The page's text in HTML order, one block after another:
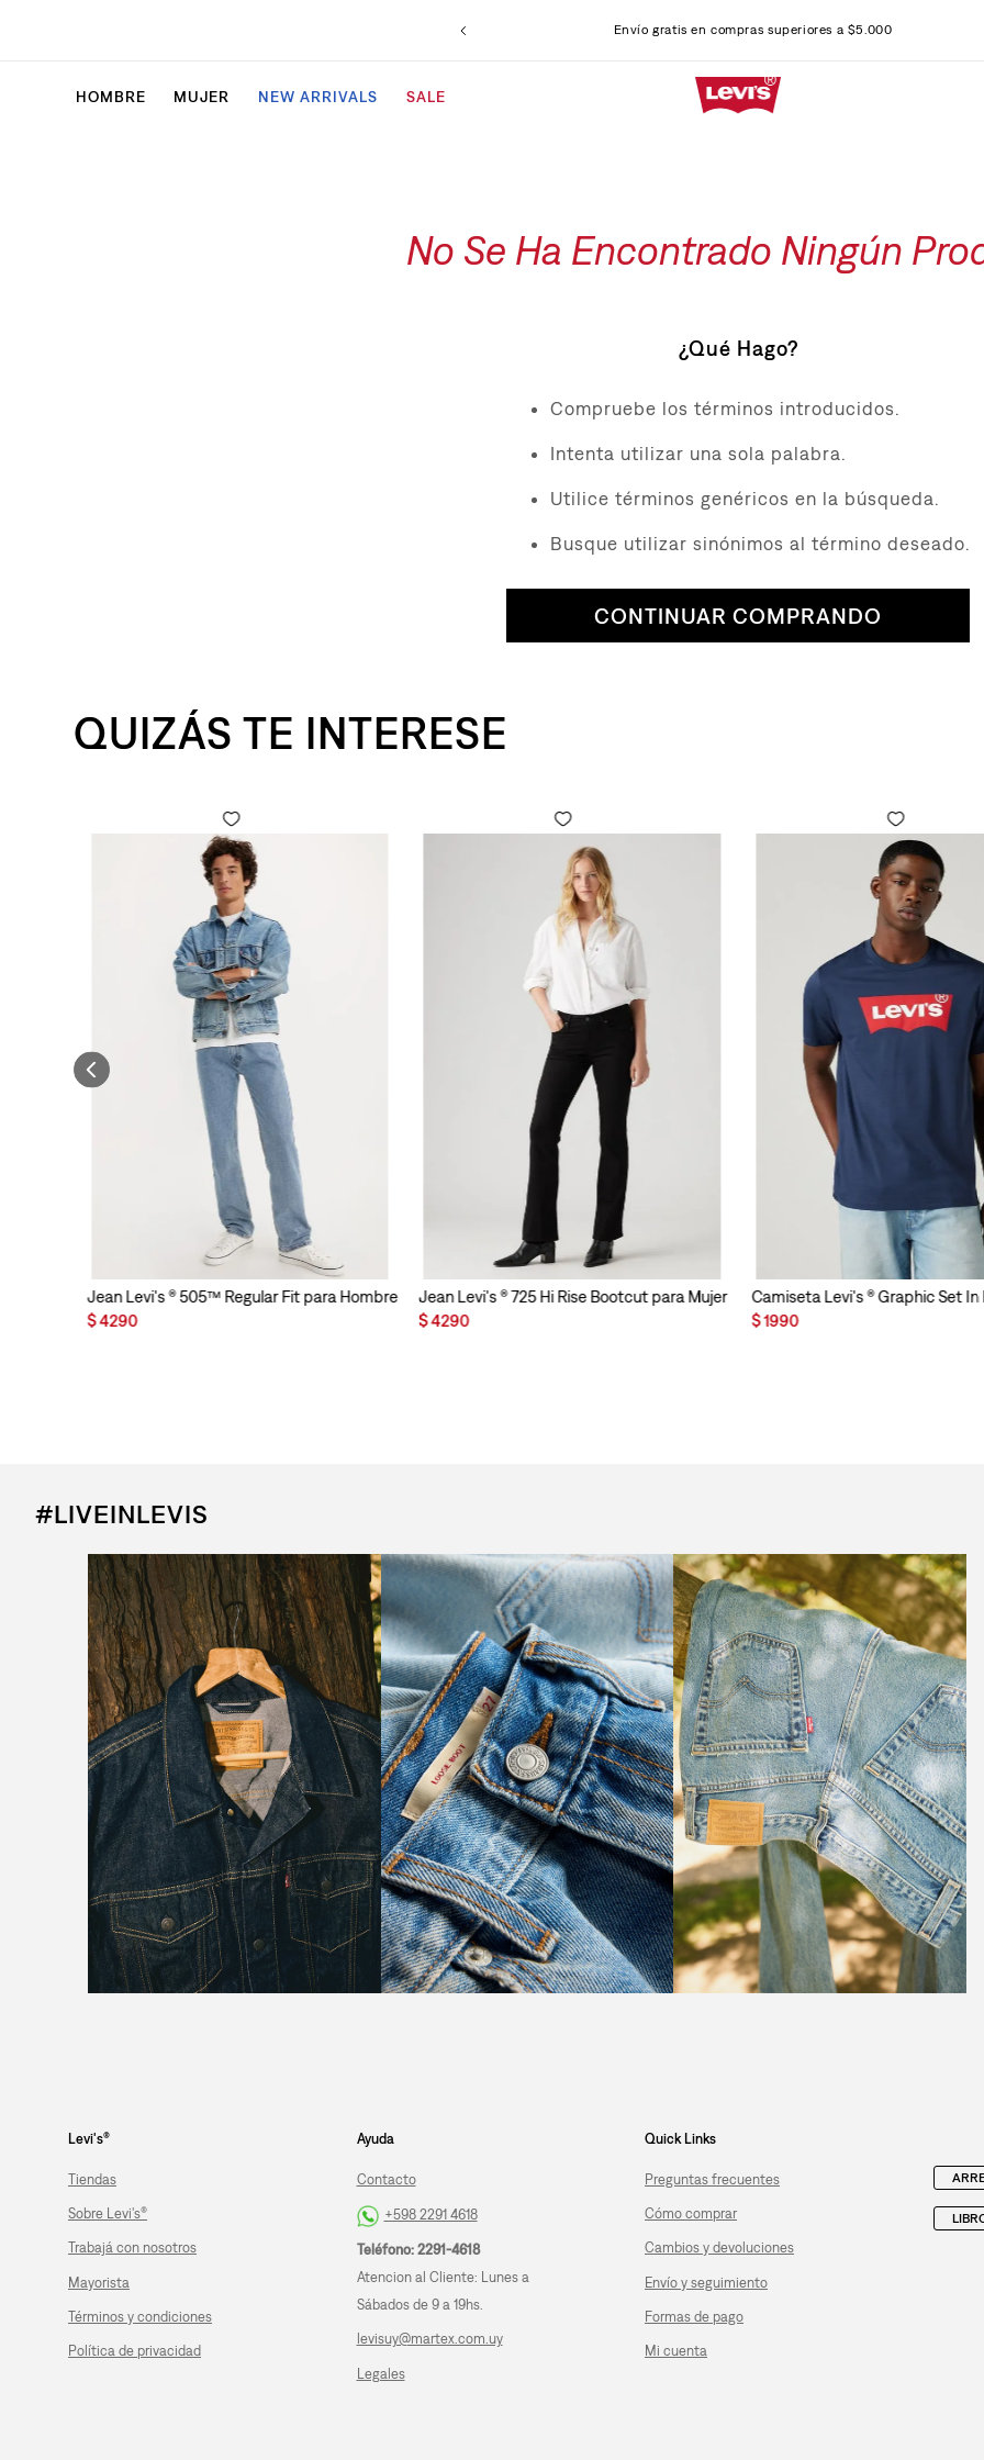
Envío gratis en compras superiores a $5.000
HOMBRE MUJER NEW ARRIVALS SALE
No Se Ha Encontrado Ningún
¿Qué Hago?
Compruebe los términos introducidos.
Intenta utilizar una sola palabra.
Utilice términos genéricos en la búsqueda.
Busque utilizar sinónimos al término deseado.
CONTINUAR COMPRANDO
QUIZÁS TE INTERESE
Jean Levi's ® 505™ Regular Fit para Hombre
$4290
Jean Levi's ® 725 Hi Rise Bootcut para Mujer
$4290
Camiseta Levi's ® Graphic Set
$1990
#LIVEINLEVIS
Levi's®
Tiendas
Sobre Levi's®
Trabajá con nosotros
Mayorista
Términos y condiciones
Política de privacidad
Ayuda
Contacto
+598 2291 4618
Teléfono: 2291-4618
Atencion al Cliente: Lunes a
Sábados de 9 a 19hs.
levisuy@martex.com.uy
Legales
Quick Links
Preguntas frecuentes
Cómo comprar
Cambios y devoluciones
Envío y seguimiento
Formas de pago
Mi cuenta